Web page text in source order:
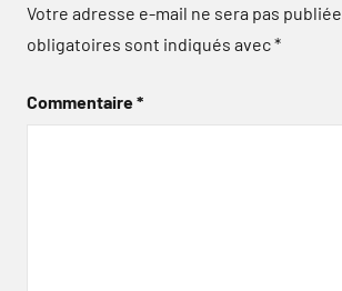
Votre adresse e-mail ne sera pas publiée.
obligatoires sont indiqués avec*
Commentaire*